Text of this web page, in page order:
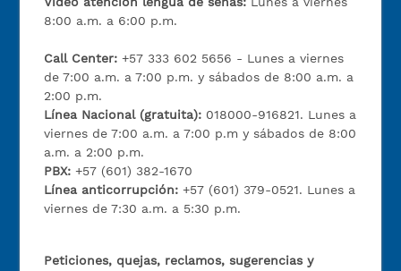
8:00 a.m. a 6:00 p.m.
Call Center:+57 333 602 5656 - Lunes a viernes
de 7:00 a.m. a 7:00 p.m. y sábados de 8:00 a.m. a
2:00 p.m.
Línea Nacional (gratuita): 018000-916821. Lunes a
viernes de 7:00 a.m. a 7:00 p.m y sábados de 8:00
a.m. a 2:00 p.m.
PBX:+57 (601) 382-1670
Línea anticorrupción:+57 (601) 379-0521. Lunes a
viernes de 7:30 a.m. a 5:30 p.m.
Peticiones, quejas, reclamos, sugerencias y